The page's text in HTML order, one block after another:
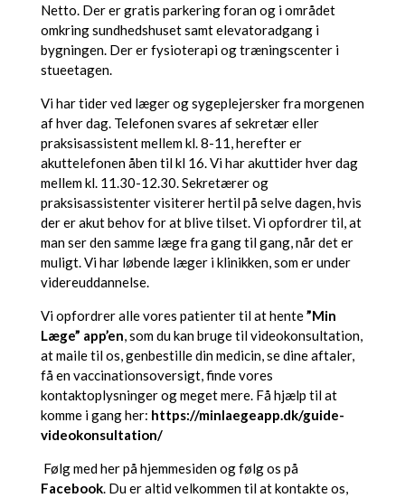
Netto. Der er gratis parkering foran og i området
omkring sundhedshuset samt elevatoradgang i
bygningen. Der er fysioterapi og træningscenter i
stueetagen.
Vi har tider ved læger og sygeplejersker fra morgenen
af hver dag. Telefonen svares af sekretær eller
praksisassistent mellem kl. 8-11, herefter er
akuttelefonen åben til kl 16. Vi har akuttider hver dag
mellem kl. 11.30-12.30. Sekretærer og
praksisassistenter visiterer hertil på selve dagen, hvis
der er akut behov for at blive tilset. Vi opfordrer til, at
man ser den samme læge fra gang til gang, når det er
muligt. Vi har løbende læger i klinikken, som er under
videreuddannelse.
Vi opfordrer alle vores patienter til at hente”Min
Læge” app’en, som du kan bruge til videokonsultation,
at maile til os, genbestille din medicin, se dine aftaler,
få en vaccinationsoversigt, finde vores
kontaktoplysninger og meget mere. Få hjælp til at
komme i gang her: https://minlaegeapp.dk/guide-
videokonsultation/
Følg med her på hjemmesiden og følg os på
Facebook. Du er altid velkommen til at kontakte os,